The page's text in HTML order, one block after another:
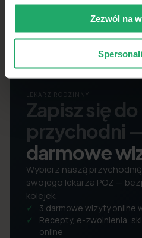
Zezwól na
LEKARZ RODZINNY
Zapisz się
przychodni
darmowe
Wybierz naszą
swojego lekarza POZ —
kolejek.
3 darmowe wizyty online
Recepty, e-zwolnienia,
online